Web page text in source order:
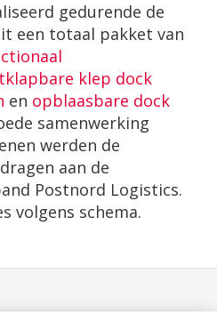
gedurende de
een totaal pakket van
klep dock
en opblaasbare dock
samenwerking
werden de
aan de
Postnord Logistics.
volgens schema.